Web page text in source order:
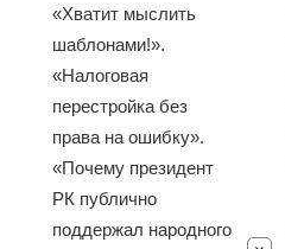
«Хватит мыслить
шаблонами!».
«Налоговая
перестройка без
права на ошибку».
«Почему президент
РК публично
поддержал народного